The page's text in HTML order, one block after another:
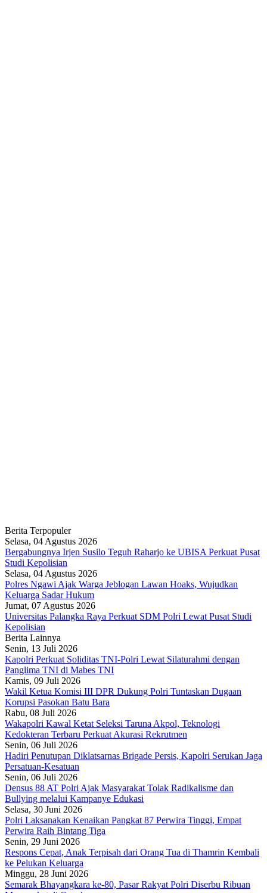
Berita Terpopuler
Selasa, 04 Agustus 2026
Bergabungnya Irjen Susilo Teguh Raharjo ke UBISA Perkuat Pusat
Studi Kepolisian
Selasa, 04 Agustus 2026
Polres Ngawi Ajak Warga Jeblogan Lawan Hoaks, Wujudkan
Keluarga Sadar Hukum
Jumat, 07 Agustus 2026
Universitas Palangka Raya Perkuat SDM Polri Lewat Pusat Studi
Kepolisian
Berita Lainnya
Senin, 13 Juli 2026
Kapolri Perkuat Soliditas TNI-Polri Lewat Silaturahmi dengan
Panglima TNI di Mabes TNI
Kamis, 09 Juli 2026
Wakil Ketua Komisi III DPR Dukung Polri Tuntaskan Dugaan
Korupsi Pasokan Batu Bara
Rabu, 08 Juli 2026
Wakapolri Kawal Ketat Seleksi Taruna Akpol, Teknologi
Kedokteran Terbaru Perkuat Akurasi Rekrutmen
Senin, 06 Juli 2026
Hadiri Penutupan Diklatsarnas Brigade Persis, Kapolri Serukan Jaga
Persatuan-Kesatuan
Senin, 06 Juli 2026
Densus 88 AT Polri Ajak Masyarakat Tolak Radikalisme dan
Bullying melalui Kampanye Edukasi
Selasa, 30 Juni 2026
Polri Laksanakan Kenaikan Pangkat 87 Perwira Tinggi, Empat
Perwira Raih Bintang Tiga
Senin, 29 Juni 2026
Respons Cepat, Anak Terpisah dari Orang Tua di Thamrin Kembali
ke Pelukan Keluarga
Minggu, 28 Juni 2026
Semarak Bhayangkara ke-80, Pasar Rakyat Polri Diserbu Ribuan